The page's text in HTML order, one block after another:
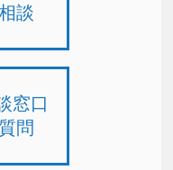
談
窓口
問